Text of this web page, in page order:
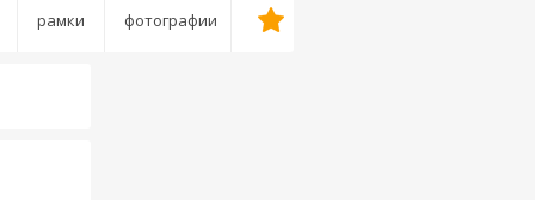
рамки фотографии